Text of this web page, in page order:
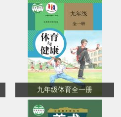
九年级体育全一册